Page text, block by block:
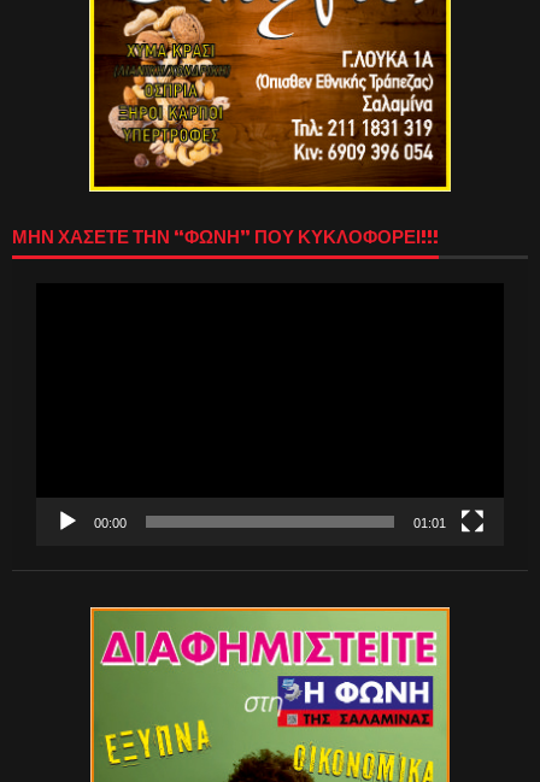
ΜΗΝ ΧΑΣΕΤΕ ΤΗΝ “ΦΩΝΗ” ΠΟΥ ΚΥΚΛΟΦΟΡΕΙ!!!
00:00 01:01